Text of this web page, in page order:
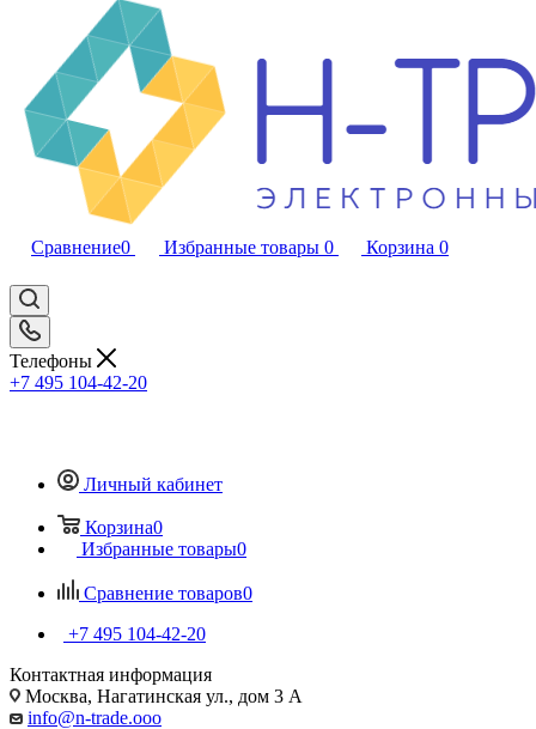
Сравнение0 Избранные товары 0 Корзина 0
Телефоны
+7 495 104-42-20
Личный кабинет
Корзина0
Избранные товары0
Сравнение товаров0
+7 495 104-42-20
Контактная информация
Москва, Нагатинская ул., дом 3 А
info@n-trade.ooo